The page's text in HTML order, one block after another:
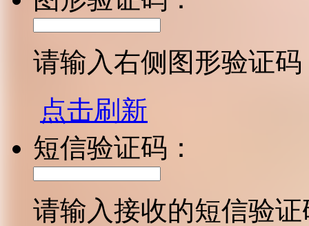
请输入右侧图形验证码
点击刷新
短信验证码：
请输入接收的短信验证